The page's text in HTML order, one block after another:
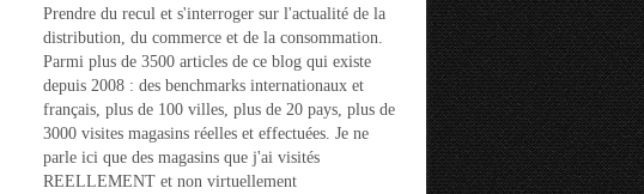
Prendre du recul et s'interroger sur l'actualité de la
distribution, du commerce et de la consommation.
Parmi plus de 3500 articles de ce blog qui existe
depuis 2008 : des benchmarks internationaux et
français, plus de 100 villes, plus de 20 pays, plus de
3000 visites magasins réelles et effectuées. Je ne
parle ici que des magasins que j'ai visités
REELLEMENT et non virtuellement